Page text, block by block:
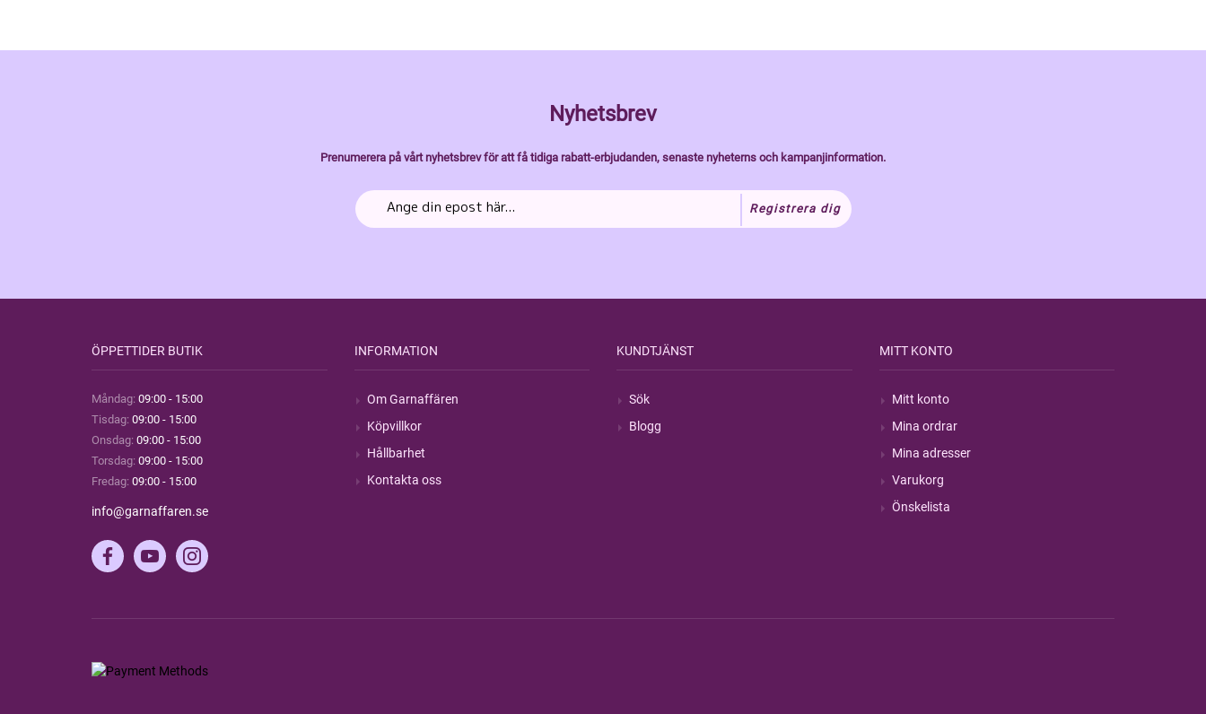
Nyhetsbrev
Prenumerera på vårt nyhetsbrev för att få tidiga rabatt-erbjudanden, senaste nyheterns och kampanjinformation.
Registrera dig
ÖPPETTIDER BUTIK
Måndag: 09:00 - 15:00
Tisdag: 09:00 - 15:00
Onsdag: 09:00 - 15:00
Torsdag: 09:00 - 15:00
Fredag: 09:00 - 15:00
info@garnaffaren.se
INFORMATION
Om Garnaffären
Köpvillkor
Hållbarhet
Kontakta oss
KUNDTJÄNST
Sök
Blogg
MITT KONTO
Mitt konto
Mina ordrar
Mina adresser
Varukorg
Önskelista